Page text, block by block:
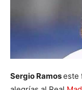
Sergio Ramoseste